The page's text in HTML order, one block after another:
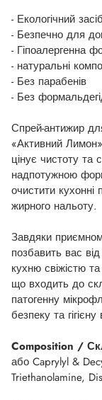
- Екологічний
- Безпечно для
- Гіпоалергенна
- натуральні
- Без парабенів
- Без
Спрей-антижир
«Активний
цінує чистоту та
надпотужною
очистити кухонні
жирного нальоту.
Завдяки
позбавить вас
кухню свіжістю
що входить до
патогенну
безпеку та
Composition /
або Caprylyl &
Triethanolamine,